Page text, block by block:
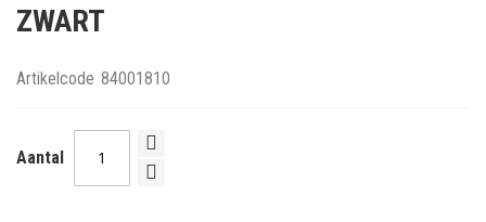
van
afbeeldingen-
ZWART
Artikelcode 84001810
Aantal